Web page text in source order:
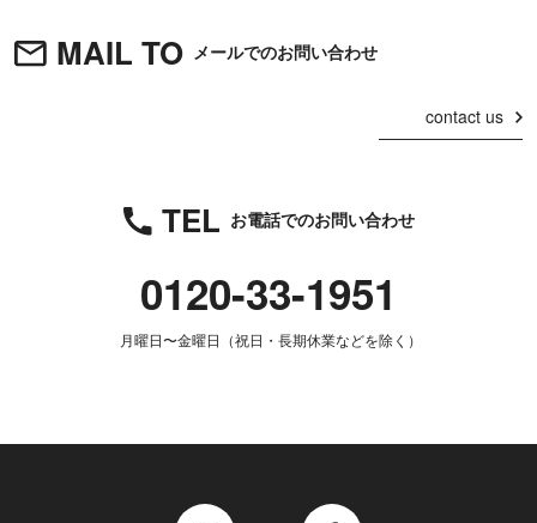
MAIL TO メールでのお問い合わせ
contact us
TEL お電話でのお問い合わせ
0120-33-1951
月曜日〜金曜日（祝日・長期休業などを除く）